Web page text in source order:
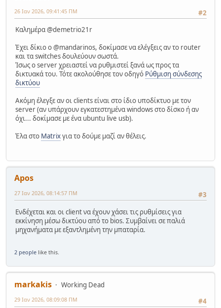
#2
26 Ιαν 2026, 09:41:45 ΠΜ
Καλημέρα @demetrio21r
Έχει δίκιο ο @mandarinos, δοκίμασε να ελέγξεις αν το router
και τα switches δουλεύουν σωστά.
Ίσως ο server χρειαστεί να ρυθμιστεί ξανά ως προς τα
δικτυακά του. Τότε ακολούθησε τον οδηγό Ρύθμιση σύνδεσης
δικτύου
Ακόμη έλεγξε αν οι clients είναι στο ίδιο υποδίκτυο με τον
server (αν υπάρχουν εγκατεστημένα windows στο δίσκο ή αν
όχι... δοκίμασε με ένα ubuntu live usb).
Έλα στο Matrixγια το δούμε μαζί αν θέλεις.
Apos
#3
27 Ιαν 2026, 08:14:57 ΠΜ
Ενδέχεται και οι client να έχουν χάσει τις ρυθμίσεις για
εκκίνηση μέσω δικτύου από το bios. Συμβαίνει σε παλιά
μηχανήματα με εξαντλημένη την μπαταρία.
2 people like this.
markakis
Working Dead
#4
29 Ιαν 2026, 08:09:08 ΠΜ